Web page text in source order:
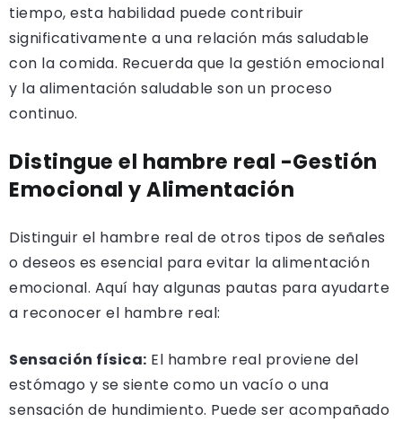
tiempo, esta habilidad puede contribuir
significativamente a una relación más saludable
con la comida. Recuerda que la gestión emocional
y la alimentación saludable son un proceso
continuo.
Distingue el hambre real -Gestión
Emocional y Alimentación
Distinguir el hambre real de otros tipos de señales
o deseos es esencial para evitar la alimentación
emocional. Aquí hay algunas pautas para ayudarte
a reconocer el hambre real:
Sensación física: El hambre real proviene del
estómago y se siente como un vacío o una
sensación de hundimiento. Puede ser acompañado